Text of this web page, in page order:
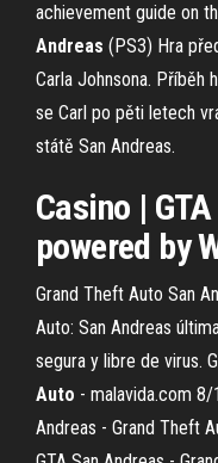
achievement guide on
Andreas (PS3) Hra
Carla Johnsona. Příběh
se Carl po pěti letech
státě San Andreas.
Casino |
powered by
Grand Theft Auto San
Auto: San Andreas
segura y libre de virus.
Auto - malavida.com
Andreas - Grand Theft